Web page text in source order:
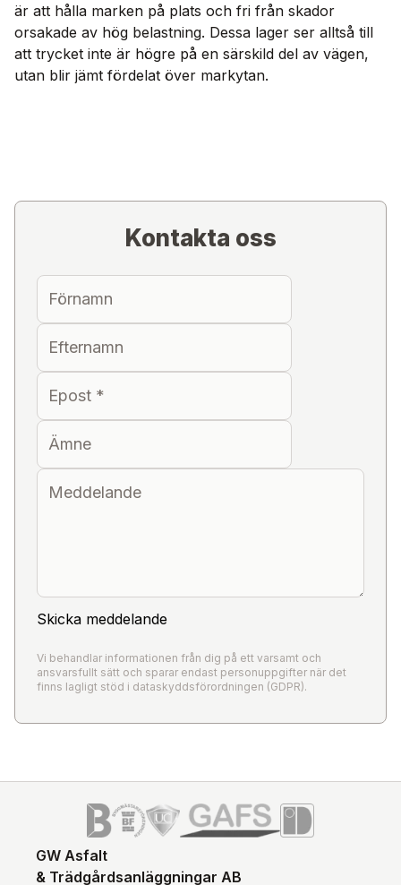
är att hålla marken på plats och fri från skador
orsakade av hög belastning. Dessa lager ser alltså till
att trycket inte är högre på en särskild del av vägen,
utan blir jämt fördelat över markytan.
Kontakta oss
Förnamn
Efternamn
Epost*
Ämne
Meddelande
Skicka meddelande
Vi behandlar informationen från dig på ett varsamt och
ansvarsfullt sätt och sparar endast personuppgifter när det
finns lagligt stöd i dataskyddsförordningen (GDPR).
GW Asfalt
& Trädgårdsanläggningar AB